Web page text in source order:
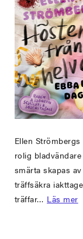
Ellen
rolig
smärta skapas
träffsäkra
träffar… Läs mer